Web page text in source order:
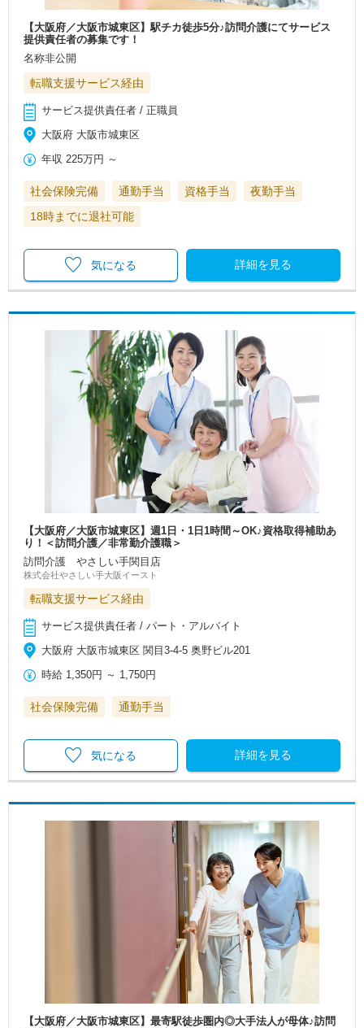
【大阪府／大阪市城東区】駅チカ徒歩5分♪訪問介護にてサービス
提供責任者の募集です！
名称非公開
転職支援サービス経由
サービス提供責任者 / 正職員
大阪府 大阪市城東区
年収 225万円 ～
社会保険完備 通勤手当 資格手当
夜勤手当
18時までに退社可能
詳細を見る
気になる
【大阪府／大阪市城東区】週1日・1日1時間～OK♪資格取得補助あ
り！＜訪問介護／非常勤介護職＞
訪問介護 やさしい手関目店
株式会社やさしい手大阪イースト
転職支援サービス経由
サービス提供責任者 / パート・アルバイト
大阪府 大阪市城東区 関目3-4-5 奥野ビル201
時給 1,350円 ～ 1,750円
社会保険完備 通勤手当
詳細を見る
気になる
【大阪府／大阪市城東区】最寄駅徒歩圏内◎大手法人が母体♪訪問